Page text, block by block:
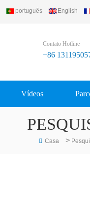
Group Ltd..
português English
Contato Hotline
+86
Vídeos
Casa >